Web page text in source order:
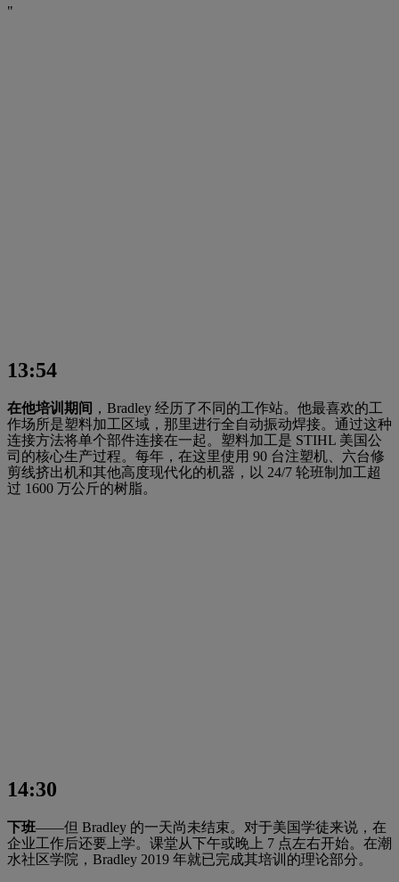
13:54
在他培训期间 ，Bradley 经历了不同的工作站。他最喜欢的工
作场所是塑料加工区域，那里进行全自动振动焊接。通过这种
连接方法将单个部件连接在一起。塑料加工是 STIHL 美国公
司的核心生产过程。每年，在这里使用 90 台注塑机、六台修
剪线挤出机和其他高度现代化的机器，以 24/7 轮班制加工超
过 1600 万公斤的树脂。
14:30
下班——但 Bradley 的一天尚未结束。对于美国学徒来说，在
企业工作后还要上学。课堂从下午或晚上 7 点左右开始。在潮
水社区学院，Bradley 2019 年就已完成其培训的理论部分。